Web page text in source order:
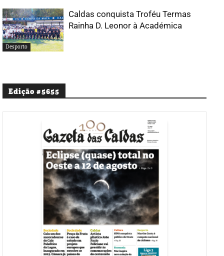
Desporto
Caldas conquista Troféu Termas
Rainha D. Leonor à Académica
Edição #5655